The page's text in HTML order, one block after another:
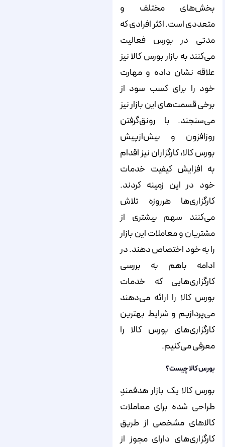
بخش‌‌‌‌‌‌‌های مختلف و
متعددی است. اکثر افرادی که
مدتی در بورس فعالیت
می‌کنند به بازار بورس کالا نیز
علاقه نشان داده و مهارت
خود را برای کسب سود از
برخی قسمت‌‌‌‌‌‌‌های این بازار نیز
می‌سنجند. با رونق‌گرفتن
روزافزون و بیش‌ازپیش
بورس کالا، کارگزاران نیز اقدام
به افزایش کیفیت خدمات
خود در این زمینه کردند.
کارگزاری‌ها هرروزه تلاش
می‌کنند سهم بیشتری از
مشتریان و معاملات این بازار
را به خود اختصاص دهند. در
ادامه باهم به بررسی
کارگزاری‌هایی که خدمات
بورس کالا را ارائه می‌دهند
می‌پردازیم و شرایط بهترین
کارگزاری‌های بورس کالا را
معرفی می‌کنیم.
بورس کالا چیست؟
بورس کالا یک بازار هدفمندِ
طراحی شده برای معاملات
کالاهای مشخصی از طریق
کارگزاری‌های دارای مجوز از